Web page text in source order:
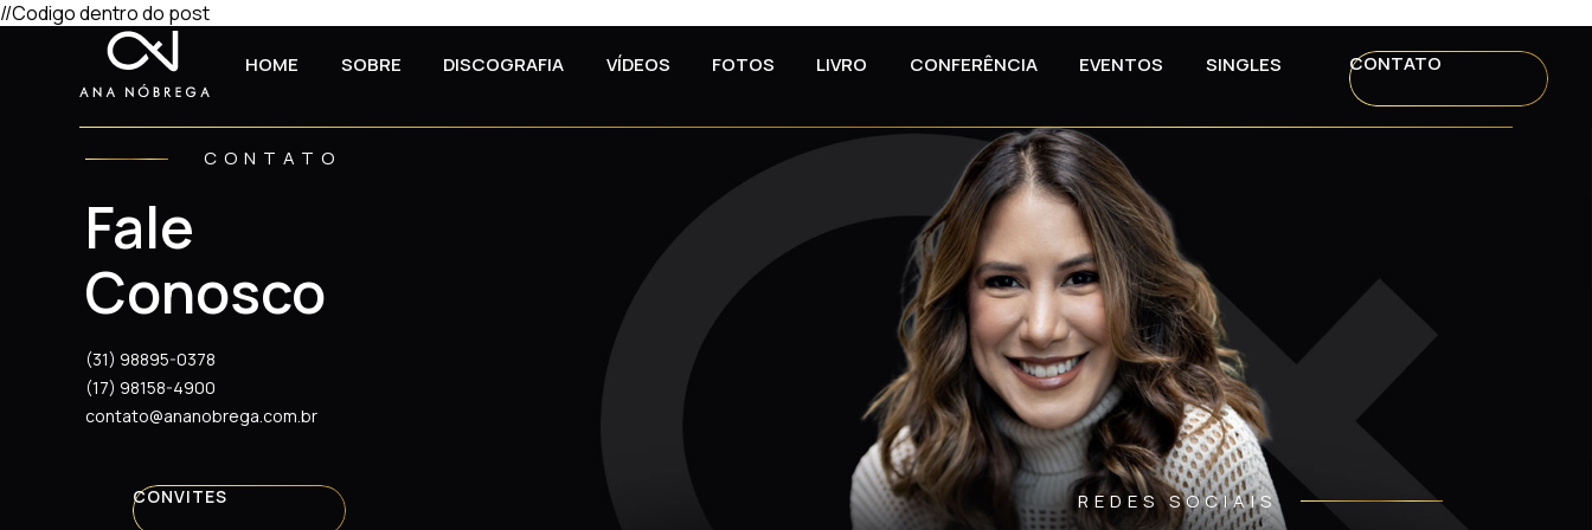
HOME SOBRE DISCOGRAFIA VÍDEOS FOTOS LIVRO CONFERÊNCIA EVENTOS SINGLES CONTATO
//Codigo dentro do post
CONTATO
Fale
Conosco
(31) 98895-0378
(17) 98158-4900
contato@ananobrega.com.br
CONVITES REDES SOCIAIS